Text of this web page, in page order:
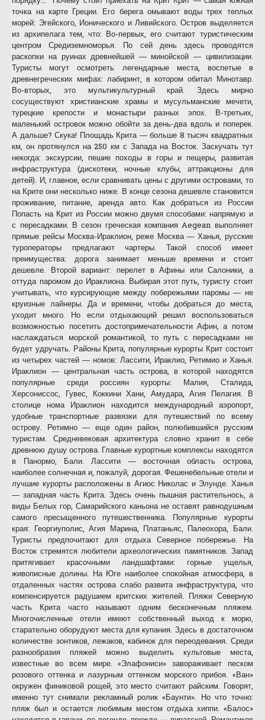
точка на карте Греции. Его берега омывают воды трех теплых
морей: Эгейского, Ионического и Ливийского. Остров выделяется
из архипелага тем, что: Во-первых, его считают туристическим
центром Средиземноморья. По сей день здесь проводятся
раскопки на руинах древнейшей — минойской — цивилизации.
Туристы могут осмотреть легендарные места, воспетые в
древнегреческих мифах: лабиринт, в котором обитал Минотавр.
Во-вторых, это мультикультурный край. Здесь мирно
сосуществуют христианские храмы и мусульманские мечети,
турецкие крепости и монастыри разных эпох. В-третьих,
маленький островок можно обойти за день-два вдоль и поперек.
А дальше? Скука! Площадь Крита — больше 8 тысяч квадратных
км, он протянулся на 250 км с Запада на Восток. Заскучать тут
некогда: экскурсии, пешие походы в горы и пещеры, развитая
инфраструктура (дискотеки, ночные клубы, аттракционы для
детей). И, главное, если сравнивать цены с другими островами, то
на Крите они несколько ниже. В конце сезона дешевле становится
проживание, питание, аренда авто. Как добраться из России
Попасть на Крит из России можно двумя способами: напрямую и
с пересадками. В сезон греческая компания Aegean выполняет
прямые рейсы Москва-Ираклион, реже Москва — Ханья, русские
туроператоры предлагают чартеры. Такой способ имеет
преимущества: дорога занимает меньше времени и стоит
дешевле. Второй вариант: перелет в Афины или Салоники, а
оттуда паромом до Ираклиона. Выбирая этот путь, туристу стоит
учитывать, что курсирующие между побережьями паромы — не
круизные лайнеры. Да и времени, чтобы добраться до места,
уходит много. Но если отдыхающий решил воспользоваться
возможностью посетить достопримечательности Афин, а потом
наслаждаться морской романтикой, то путь с пересадками не
будет удручать. Районы Крита, популярные курорты Крит состоит
из четырех частей — номов: Лассити, Ираклио, Ретимио и Ханья.
Ираклион — центральная часть острова, в которой находятся
популярные среди россиян курорты: Малия, Сталида,
Херсониссос, Гувес, Коккини Хани, Амудара, Агия Пелагия. В
столице нома Ираклион находится международный аэропорт,
удобные транспортные развязки для путешествий по всему
острову. Ретимно — еще один район, полюбившийся русским
туристам. Средневековая архитектура словно хранит в себе
древнюю душу острова. Главные курортные комплексы находятся
в Панормо, Бали. Лассити — восточная область острова,
наиболее солнечная и, пожалуй, дорогая. Фешенебельные отели и
лучшие курорты расположены в Агиос Николас и Элунде. Ханья
— западная часть Крита. Здесь очень пышная растительнось, а
виды Белых гор, Самарийского каньона не оставят равнодушным
самого пресыщенного путешественника. Популярные курорты
края: Георгиуполис, Агия Марина, Платаньяс, Палеохора, Бали.
Туристы предпочитают для отдыха Северное побережье. На
Восток стремятся любители археологических памятников. Запад
притягивает красочными ландшафтами: горные ущелья,
живописные долины. На Юге наиболее спокойная атмосфера, в
отдаленных частях острова слабо развита инфраструктура, что
компенсируется радушием критских жителей. Пляжи Северную
часть Крита часто называют одним бесконечным пляжем.
Многочисленные отели имеют собственный выход к морю,
старательно оборудуют места для купания. Здесь в достаточном
количестве зонтиков, лежаков, кабинок для переодевания. Среди
разнообразия пляжей можно выделить культовые места,
известные во всем мире. «Элафониси» завораживает песком
розового оттенка и лазурным оттенком морского прибоя. «Ван»
окружен финиковой рощей, это место считают райским. Говорят,
именно тут снимали рекламный ролик «Баунти». Но что точно:
пляж был и остается любимым местом отдыха хиппи. «Балос»